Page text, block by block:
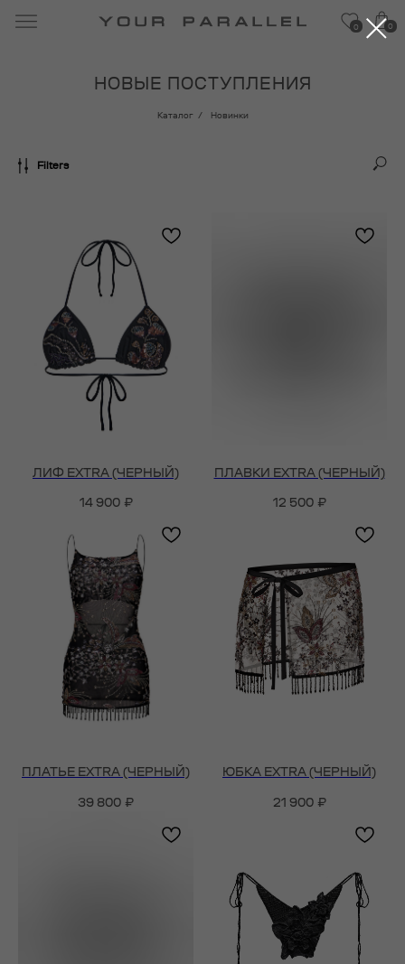
0
0
НОВЫЕ ПОСТУПЛЕНИЯ
Каталог / Новинки
Filters
ЛИФ EXTRA (ЧЕРНЫЙ)
14 900 ₽
ПЛАВКИ EXTRA (ЧЕРНЫЙ)
12 500 ₽
ПЛАТЬЕ EXTRA (ЧЕРНЫЙ)
39 800 ₽
ЮБКА EXTRA (ЧЕРНЫЙ)
21 900 ₽